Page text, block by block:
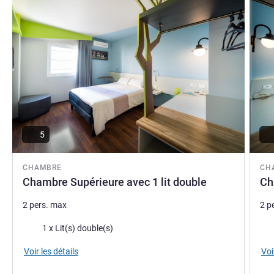
CHAMBRE
Chambre Supérieure avec 1 lit double
5
2 pers. max
Literie1 x Lit(s) double(s)
Voir les détails
2